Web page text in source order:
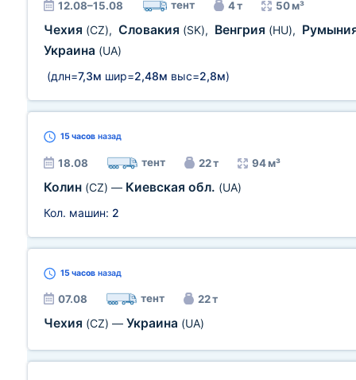
12.08–15.08 тент 4 т 50 м³
Чехия (CZ), Словакия (SK), Венгрия (HU),
Украина (UA)
(длн=7,3м шир=2,48м выс=2,8м)
15 часов назад
18.08 тент 22 т 94 м³
Колин (CZ) — Киевская обл. (UA)
Кол. машин: 2
15 часов назад
07.08 тент 22 т
Чехия (CZ) — Украина (UA)